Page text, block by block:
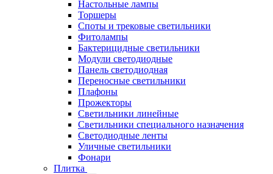
Настольные лампы
Торшеры
Споты и трековые светильники
Фитолампы
Бактерицидные светильники
Модули светодиодные
Панель светодиодная
Переносные светильники
Плафоны
Прожекторы
Светильники линейные
Светильники специального назначения
Светодиодные ленты
Уличные светильники
Фонари
Плитка